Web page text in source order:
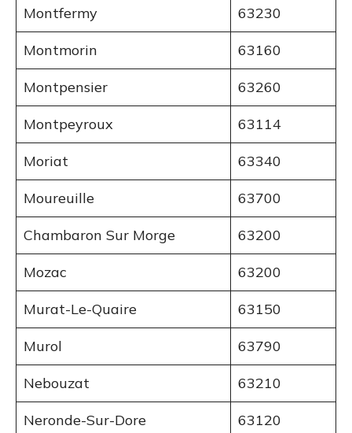
Montfermy 63230
Montmorin 63160
Montpensier 63260
Montpeyroux 63114
Moriat 63340
Moureuille 63700
Chambaron Sur Morge 63200
Mozac 63200
Murat-Le-Quaire 63150
Murol 63790
Nebouzat 63210
Neronde-Sur-Dore 63120